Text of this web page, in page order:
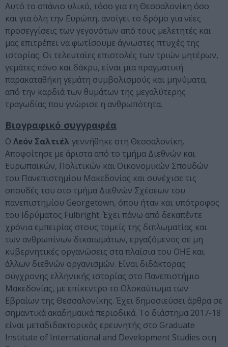
Αυτό το σπάνιο υλικό, τόσο για τη Θεσσαλονίκη όσο
και για όλη την Ευρώπη, ανοίγει το δρόμο για νέες
προσεγγίσεις των γεγονότων από τους μελετητές και
μας επιτρέπει να φωτίσουμε άγνωστες πτυχές της
ιστορίας. Οι τελευταίες επιστολές των τριών μητέρων,
γεμάτες πόνο και δάκρυ, είναι μια πραγματική
παρακαταθήκη γεμάτη συμβολισμούς και μηνύματα,
από την καρδιά των θυμάτων της μεγαλύτερης
τραγωδίας που γνώρισε η ανθρωπότητα.
Βιογραφικό συγγραφέα
Ο Λεόν Σαλτιέλ γεννήθηκε στη Θεσσαλονίκη.
Αποφοίτησε με άριστα από το τμήμα Διεθνών και
Ευρωπαϊκών, Πολιτικών και Οικονομικών Σπουδών
του Πανεπιστημίου Μακεδονίας και συνέχισε τις
σπουδές του στο τμήμα Διεθνών Σχέσεων του
πανεπιστημίου Georgetown, όπου ήταν και υπότροφος
του Ιδρύματος Fulbright. Έχει πάνω από δεκαπέντε
χρόνια εμπειρίας στους τομείς της διπλωματίας και
των ανθρωπίνων δικαιωμάτων, εργαζόμενος σε μη
κυβερνητικές οργανώσεις στα πλαίσια του ΟΗΕ και
άλλων διεθνών οργανισμών. Είναι διδάκτορας
σύγχρονης ελληνικής ιστορίας στο Πανεπιστήμιο
Μακεδονίας, με επίκεντρο το Ολοκαύτωμα των
Εβραίων της Θεσσαλονίκης. Έχει δημοσιεύσει άρθρα σε
σημαντικά ακαδημαϊκά περιοδικά. Το διάστημα 2017-18
είναι μεταδιδακτορικός ερευνητής στο Graduate
Institute of International and Development Studies στη